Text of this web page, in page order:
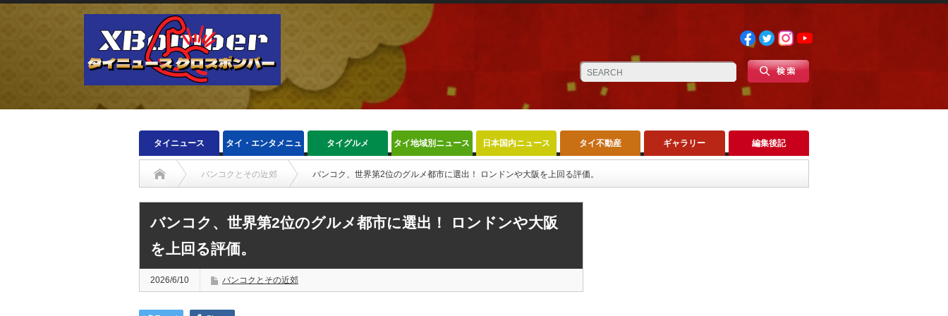
タイニュース タイ・エンタメニュ
ース
タイグルメ タイ地域別ニュース 日本国内ニュース タイ不動産 ギャラリー 編集後記
バンコクとその近郊 バンコク、世界第2位のグルメ都市に選出！ ロンドンや大阪を上回る評価。
バンコク、世界第2位のグルメ都市に選出！ ロンドンや大阪
を上回る評価。
2026/6/10 バンコクとその近郊